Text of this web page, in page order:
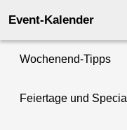
Event-Kalender
Wochenend-Tipps
Feiertage und